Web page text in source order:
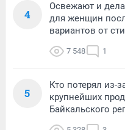
4
Освежают и
для женщин
вариантов от
7 548 1
5
Кто потерял из-
крупнейших
Байкальского